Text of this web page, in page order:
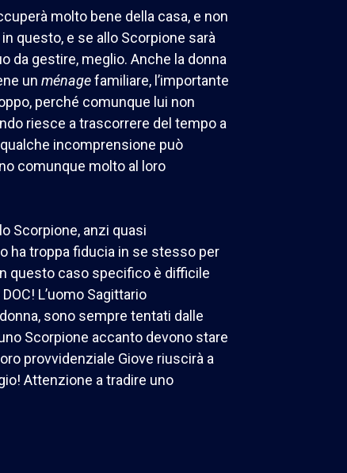
molto bene della casa, e non
questo, e se allo Scorpione sarà
da gestire, meglio. Anche la donna
un ménagefamiliare, l’importante
perché comunque lui non
riesce a trascorrere del tempo a
incomprensione può
comunque molto al loro
Scorpione, anzi quasi
ha troppa fiducia in se stesso per
questo caso specifico è difficile
L’uomo Sagittario
sono sempre tentati dalle
Scorpione accanto devono stare
provvidenziale Giove riuscirà a
Attenzione a tradire uno